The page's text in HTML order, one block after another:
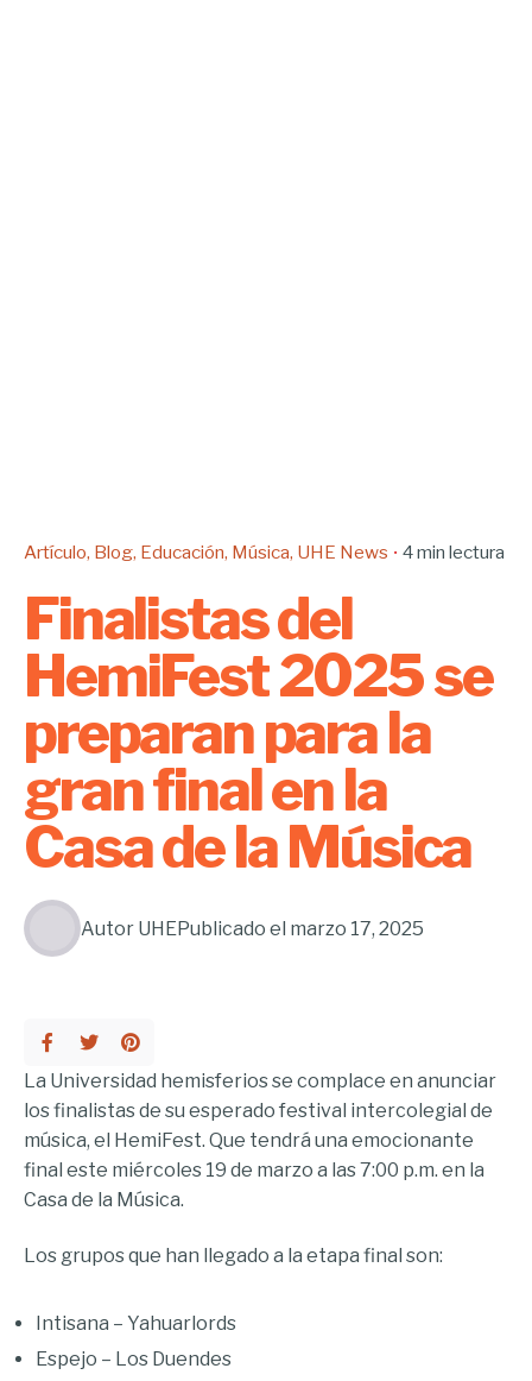
Artículo Blog Educación Música UHE News 4 min lectura
Finalistas del
HemiFest 2025 se
preparan para la
gran final en la
Casa de la Música
Autor UHEPublicado el marzo 17, 2025
La Universidad hemisferios se complace en anunciar
los finalistas de su esperado festival intercolegial de
música, el HemiFest. Que tendrá una emocionante
final este miércoles 19 de marzo a las 7:00 p.m. en la
Casa de la Música.
Los grupos que han llegado a la etapa final son:
Intisana – Yahuarlords
Espejo – Los Duendes